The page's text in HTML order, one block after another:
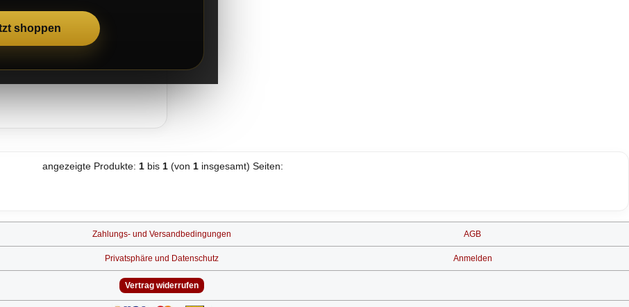
angezeigte Produkte: 1bis 1(von 1insgesamt) Seiten:
Zahlungs- und Versandbedingungen AGB
Privatsphäre und Datenschutz Anmelden
Vertrag widerrufen
shoppen